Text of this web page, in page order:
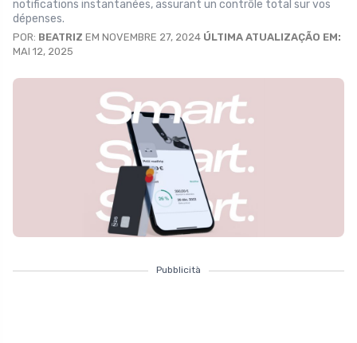
notifications instantanées, assurant un contrôle total sur vos
dépenses.
POR: BEATRIZ EM NOVEMBRE 27, 2024 ÚLTIMA ATUALIZAÇÃO EM:
MAI 12, 2025
Pubblicità